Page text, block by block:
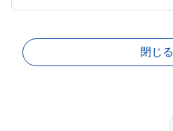
閉じる